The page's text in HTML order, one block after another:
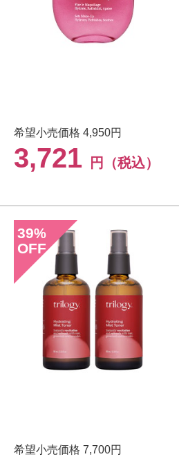
希望小売価格 4,950円
3,721 円（税込）
39%
OFF
希望小売価格 7,700円